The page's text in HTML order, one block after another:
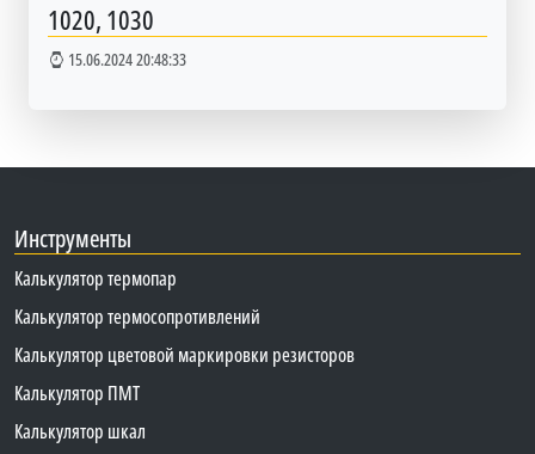
1020, 1030
15.06.2024 20:48:33
Инструменты
Калькулятор термопар
Калькулятор термосопротивлений
Калькулятор цветовой маркировки резисторов
Калькулятор ПМТ
Калькулятор шкал